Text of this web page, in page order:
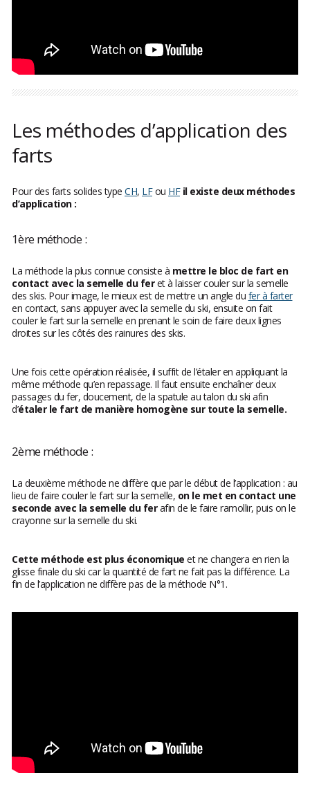
Les méthodes d’application des
farts
Pour des farts solides type CH, LFou HFil existe deux méthodes
d’application :
1ère méthode :
La méthode la plus connue consiste à mettre le bloc de fart en
contact avec la semelle du feret à laisser couler sur la semelle
des skis. Pour image, le mieux est de mettre un angle du fer à farter
en contact, sans appuyer avec la semelle du ski, ensuite on fait
couler le fart sur la semelle en prenant le soin de faire deux lignes
droites sur les côtés des rainures des skis.
Une fois cette opération réalisée, il suffit de l’étaler en appliquant la
même méthode qu’en repassage. Il faut ensuite enchaîner deux
passages du fer, doucement, de la spatule au talon du ski afin
d’étaler le fart de manière homogène sur toute la semelle.
2ème méthode :
La deuxième méthode ne diffère que par le début de l’application : au
lieu de faire couler le fart sur la semelle, on le met en contact une
seconde avec la semelle du ferafin de le faire ramollir, puis on le
crayonne sur la semelle du ski.
Cette méthode est plus économique et ne changera en rien la
glisse finale du ski car la quantité de fart ne fait pas la différence. La
fin de l’application ne diffère pas de la méthode N°1.